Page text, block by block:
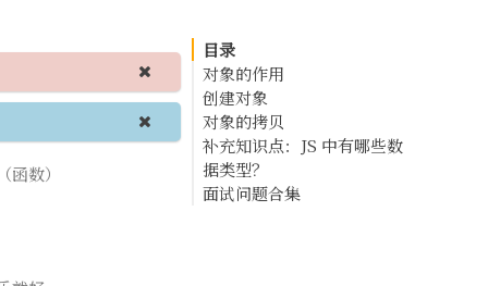
目录
对象的作用
创建对象
1. 对象字面量
2. 使用 new Object() 方
法
比较 new Object() 和 {}
3. 构造函数
对象的拷贝
深拷贝与浅拷贝的区别
如何实现深拷贝
开发中如何避免浅拷贝
补充知识点：JS 中有哪些数
据类型？
基本数据类型（Primitive
面试问题合集
数）